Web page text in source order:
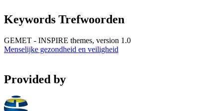
Keywords Trefwoorden
GEMET - INSPIRE themes, version 1.0
Menselijke gezondheid en veiligheid
Provided by